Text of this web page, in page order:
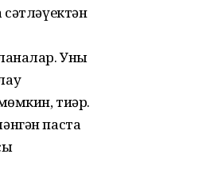
Уны
тиҙәр.
паста